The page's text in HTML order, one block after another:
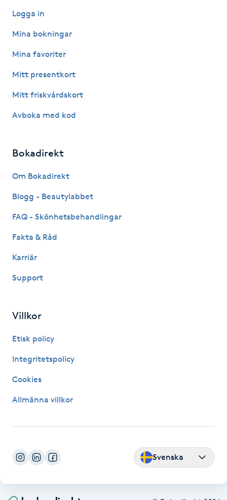
Föning
G
Gel naglar
Gellack
Gellack med förstärkning
Gravidyoga
H
Hatha Yoga
Headspa
HIFU
Logga in
Mina bokningar
Mina favoriter
Mitt presentkort
Mitt friskvårdskort
Avboka med kod
Bokadirekt
Om Bokadirekt
Blogg - Beautylabbet
FAQ - Skönhetsbehandlingar
Fakta & Råd
Karriär
Support
Villkor
Etisk policy
Integritetspolicy
Cookies
Allmänna villkor
Svenska